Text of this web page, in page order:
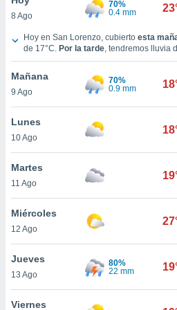
y
nuestra
cookies
aceptar
8 Ago
70%
0.4 mm
Tiempo en San Lorenzo hoy
Hoy en San Lorenzo, cubierto esta
de 17°C. Por la tarde, tendremos lluvia
nuboso y con temperaturas en torno a
cubierto con temperaturas cercanas a los
largo del día, con una velocidad media
Mañana
9 Ago
70%
0.9 mm
Lunes
10 Ago
Martes
11 Ago
Miércoles
12 Ago
Jueves
13 Ago
80%
22 mm
Viernes